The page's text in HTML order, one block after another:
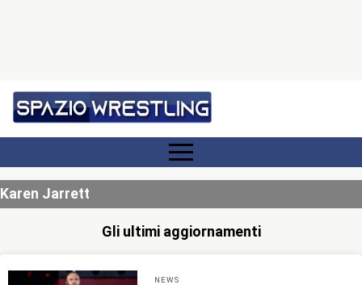
Karen Jarrett
Gli ultimi aggiornamenti
NEWS